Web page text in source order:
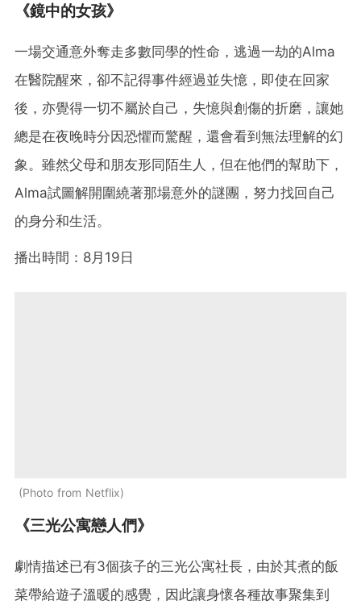
《鏡中的女孩》
一場交通意外奪走多數同學的性命，逃過一劫的Alma
在醫院醒來，卻不記得事件經過並失憶，即使在回家
後，亦覺得一切不屬於自己，失憶與創傷的折磨，讓她
總是在夜晚時分因恐懼而驚醒，還會看到無法理解的幻
象。雖然父母和朋友形同陌生人，但在他們的幫助下，
Alma試圖解開圍繞著那場意外的謎團，努力找回自己
的身分和生活。
播出時間：8月19日
Photo from Netflix
《三光公寓戀人們》
劇情描述已有3個孩子的三光公寓社長，由於其煮的飯
菜帶給遊子溫暖的感覺，因此讓身懷各種故事聚集到